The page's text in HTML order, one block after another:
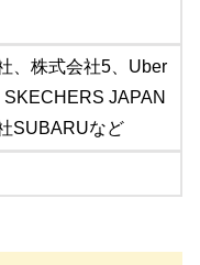
、株式会社5、Uber
JAPAN
SUBARUなど